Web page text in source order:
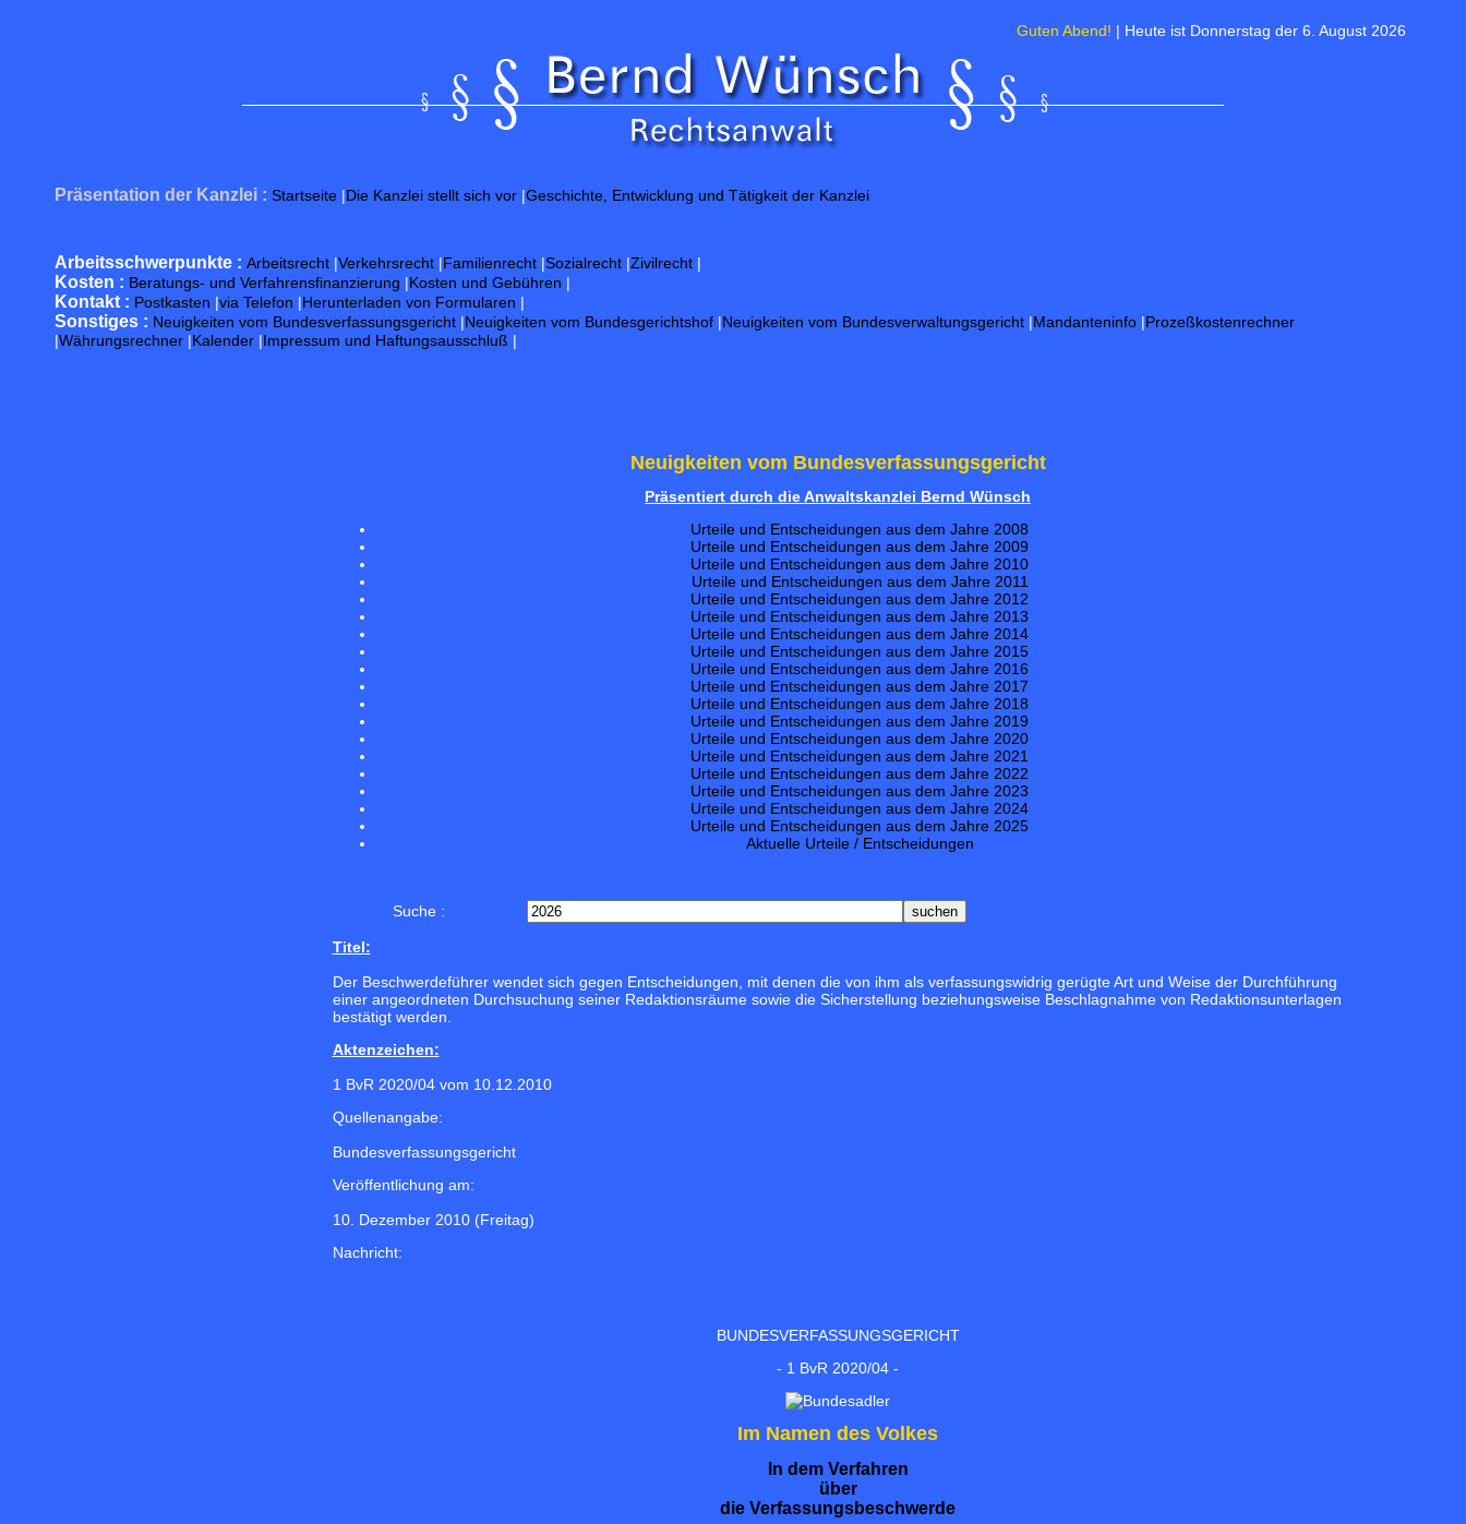
Guten Abend!| Heute ist Donnerstag der 6. August 2026 | Sommerzeit :
Präsentation der Kanzlei : Startseite |Die Kanzlei stellt sich vor |Geschichte, Entwicklung und Tätigkeit der Kanzlei
Arbeitsschwerpunkte : Arbeitsrecht |Verkehrsrecht |Familienrecht |Sozialrecht |Zivilrecht |
Kosten : Beratungs- und Verfahrensfinanzierung |Kosten und Gebühren |
Kontakt : Postkasten |via Telefon |Herunterladen von Formularen |
Sonstiges : Neuigkeiten vom Bundesverfassungsgericht |Neuigkeiten vom Bundesgerichtshof |Neuigkeiten vom Bundesverwaltungsgericht |Mandanteninfo |Prozeßkostenrechner
|Währungsrechner |Kalender |Impressum und Haftungsausschluß |
Neuigkeiten vom Bundesverfassungsgericht
Präsentiert durch die Anwaltskanzlei Bernd Wünsch
Urteile und Entscheidungen aus dem Jahre 2008
Urteile und Entscheidungen aus dem Jahre 2009
Urteile und Entscheidungen aus dem Jahre 2010
Urteile und Entscheidungen aus dem Jahre 2011
Urteile und Entscheidungen aus dem Jahre 2012
Urteile und Entscheidungen aus dem Jahre 2013
Urteile und Entscheidungen aus dem Jahre 2014
Urteile und Entscheidungen aus dem Jahre 2015
Urteile und Entscheidungen aus dem Jahre 2016
Urteile und Entscheidungen aus dem Jahre 2017
Urteile und Entscheidungen aus dem Jahre 2018
Urteile und Entscheidungen aus dem Jahre 2019
Urteile und Entscheidungen aus dem Jahre 2020
Urteile und Entscheidungen aus dem Jahre 2021
Urteile und Entscheidungen aus dem Jahre 2022
Urteile und Entscheidungen aus dem Jahre 2023
Urteile und Entscheidungen aus dem Jahre 2024
Urteile und Entscheidungen aus dem Jahre 2025
Aktuelle Urteile / Entscheidungen
Suche :
Titel:
Der Beschwerdeführer wendet sich gegen Entscheidungen, mit denen die von ihm als verfassungswidrig gerügte Art und Weise der Durchführung
einer angeordneten Durchsuchung seiner Redaktionsräume sowie die Sicherstellung beziehungsweise Beschlagnahme von Redaktionsunterlagen
bestätigt werden.
Aktenzeichen:
1 BvR 2020/04 vom 10.12.2010
Quellenangabe:
Bundesverfassungsgericht
Veröffentlichung am:
10. Dezember 2010 (Freitag)
Nachricht:
BUNDESVERFASSUNGSGERICHT
- 1 BvR 2020/04 -
Im Namen des Volkes
In dem Verfahren
über
die Verfassungsbeschwerde